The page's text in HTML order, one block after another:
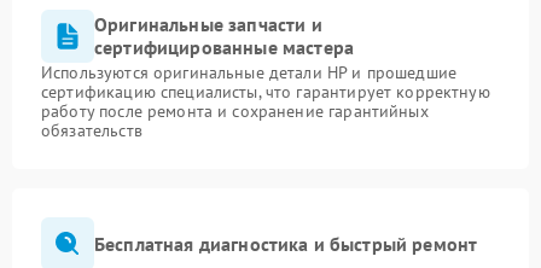
Оригинальные запчасти и
сертифицированные мастера
Используются оригинальные детали HP и прошедшие
сертификацию специалисты, что гарантирует корректную
работу после ремонта и сохранение гарантийных
обязательств
Бесплатная диагностика и быстрый ремонт